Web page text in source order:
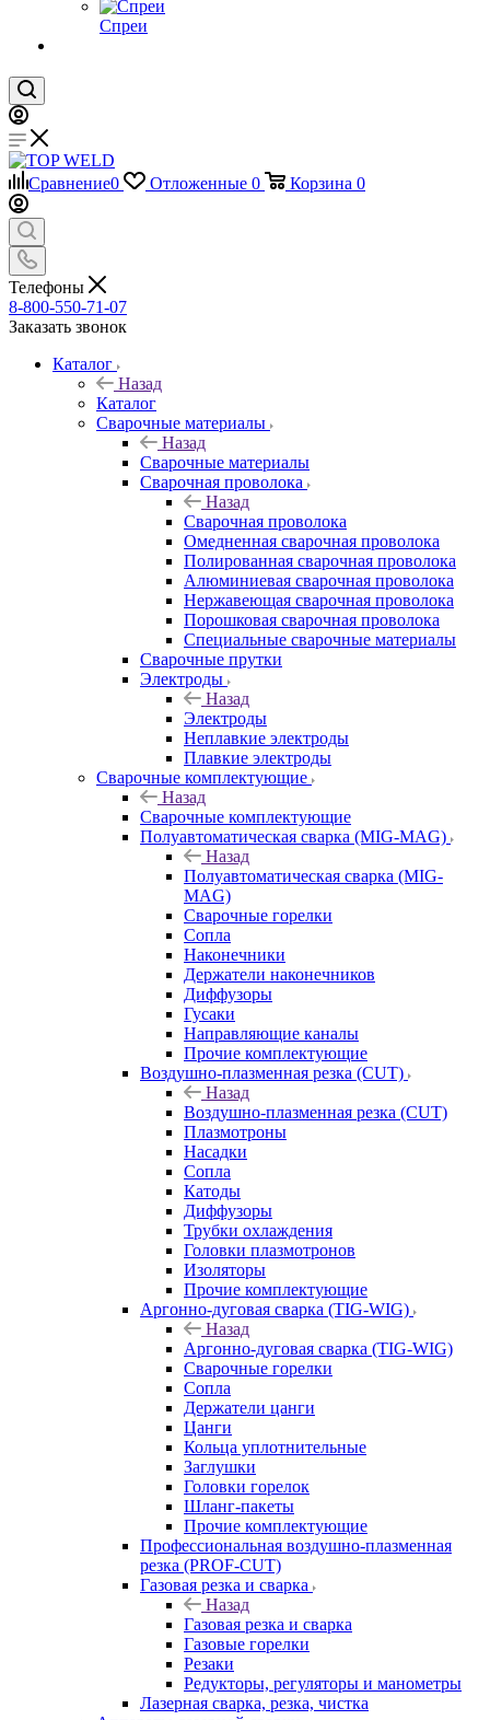
Спреи
Сравнение0 Отложенные 0 Корзина 0
Телефоны
8-800-550-71-07
Заказать звонок
Каталог
Назад
Каталог
Сварочные материалы
Назад
Сварочные материалы
Сварочная проволока
Назад
Сварочная проволока
Омедненная сварочная проволока
Полированная сварочная проволока
Алюминиевая сварочная проволока
Нержавеющая сварочная проволока
Порошковая сварочная проволока
Специальные сварочные материалы
Сварочные прутки
Электроды
Назад
Электроды
Неплавкие электроды
Плавкие электроды
Сварочные комплектующие
Назад
Сварочные комплектующие
Полуавтоматическая сварка (MIG-MAG)
Назад
Полуавтоматическая сварка (MIG-
MAG)
Сварочные горелки
Сопла
Наконечники
Держатели наконечников
Диффузоры
Гусаки
Направляющие каналы
Прочие комплектующие
Воздушно-плазменная резка (CUT)
Назад
Воздушно-плазменная резка (CUT)
Плазмотроны
Насадки
Сопла
Катоды
Диффузоры
Трубки охлаждения
Головки плазмотронов
Изоляторы
Прочие комплектующие
Аргонно-дуговая сварка (TIG-WIG)
Назад
Аргонно-дуговая сварка (TIG-WIG)
Сварочные горелки
Сопла
Держатели цанги
Цанги
Кольца уплотнительные
Заглушки
Головки горелок
Шланг-пакеты
Прочие комплектующие
Профессиональная воздушно-плазменная
резка (PROF-CUT)
Газовая резка и сварка
Назад
Газовая резка и сварка
Газовые горелки
Резаки
Редукторы, регуляторы и манометры
Лазерная сварка, резка, чистка